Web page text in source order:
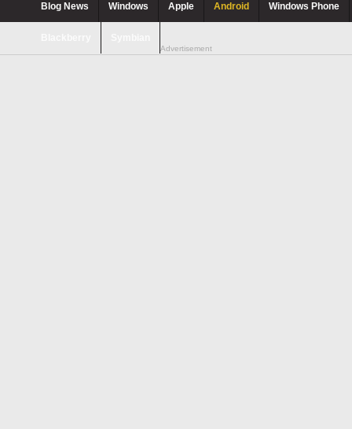
Blog News Windows Apple Android Windows Phone
Advertisement